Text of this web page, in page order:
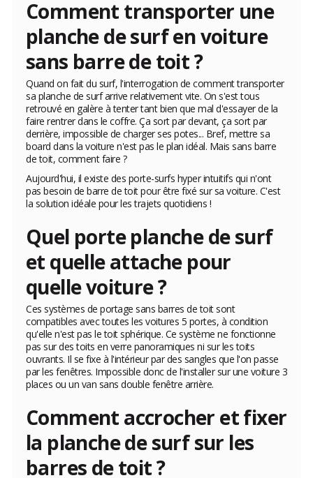
Comment transporter une
planche de surf en voiture
sans barre de toit ?
Quand on fait du surf, l'interrogation de comment transporter
sa planche de surf arrive relativement vite. On s'est tous
retrouvé en galère à tenter tant bien que mal d'essayer de la
faire rentrer dans le coffre. Ça sort par devant, ça sort par
derrière, impossible de charger ses potes... Bref, mettre sa
board dans la voiture n'est pas le plan idéal. Mais sans barre
de toit, comment faire ?
Aujourd'hui, il existe des porte-surfs hyper intuitifs qui n'ont
pas besoin de barre de toit pour être fixé sur sa voiture. C'est
la solution idéale pour les trajets quotidiens !
Quel porte planche de surf
et quelle attache pour
quelle voiture ?
Ces systèmes de portage sans barres de toit sont
compatibles avec toutes les voitures 5 portes, à condition
qu'elle n'est pas le toit sphérique. Ce système ne fonctionne
pas sur des toits en verre panoramiques ni sur les toits
ouvrants. Il se fixe à l'intérieur par des sangles que l'on passe
par les fenêtres. Impossible donc de l'installer sur une voiture 3
places ou un van sans double fenêtre arrière.
Comment accrocher et fixer
la planche de surf sur les
barres de toit ?